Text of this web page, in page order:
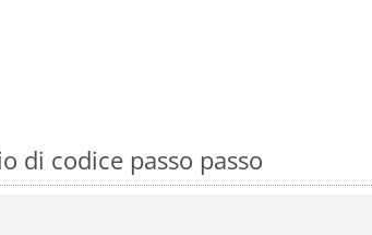
di codice passo passo